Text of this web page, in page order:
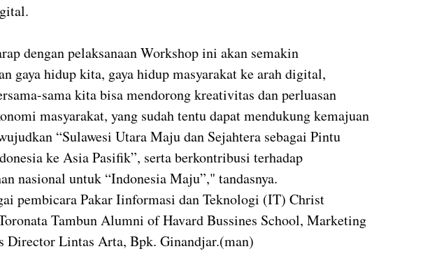
dengan pelaksanaan Workshop ini akan semakin
gaya hidup kita, gaya hidup masyarakat ke arah digital,
sama kita bisa mendorong kreativitas dan perluasan
masyarakat, yang sudah tentu dapat mendukung kemajuan
“Sulawesi Utara Maju dan Sejahtera sebagai Pintu
ke Asia Pasifik”, serta berkontribusi terhadap
nasional untuk “Indonesia Maju”," tandasnya.
pembicara Pakar Iinformasi dan Teknologi (IT) Christ
Tambun Alumni of Havard Bussines School, Marketing
Director Lintas Arta, Bpk. Ginandjar.(man)